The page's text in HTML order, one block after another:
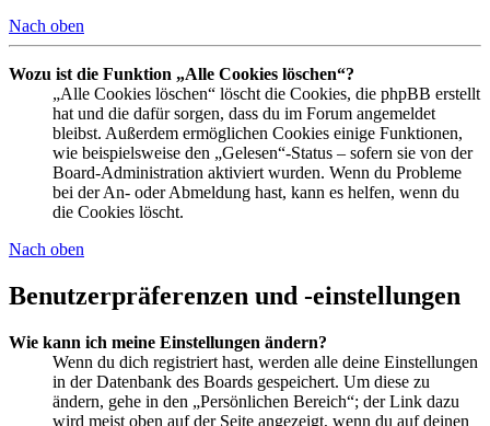
Nach oben
Wozu ist die Funktion „Alle Cookies löschen“?
„Alle Cookies löschen“ löscht die Cookies, die phpBB erstellt
hat und die dafür sorgen, dass du im Forum angemeldet
bleibst. Außerdem ermöglichen Cookies einige Funktionen,
wie beispielsweise den „Gelesen“-Status – sofern sie von der
Board-Administration aktiviert wurden. Wenn du Probleme
bei der An- oder Abmeldung hast, kann es helfen, wenn du
die Cookies löscht.
Nach oben
Benutzerpräferenzen und -einstellungen
Wie kann ich meine Einstellungen ändern?
Wenn du dich registriert hast, werden alle deine Einstellungen
in der Datenbank des Boards gespeichert. Um diese zu
ändern, gehe in den „Persönlichen Bereich“; der Link dazu
wird meist oben auf der Seite angezeigt, wenn du auf deinen